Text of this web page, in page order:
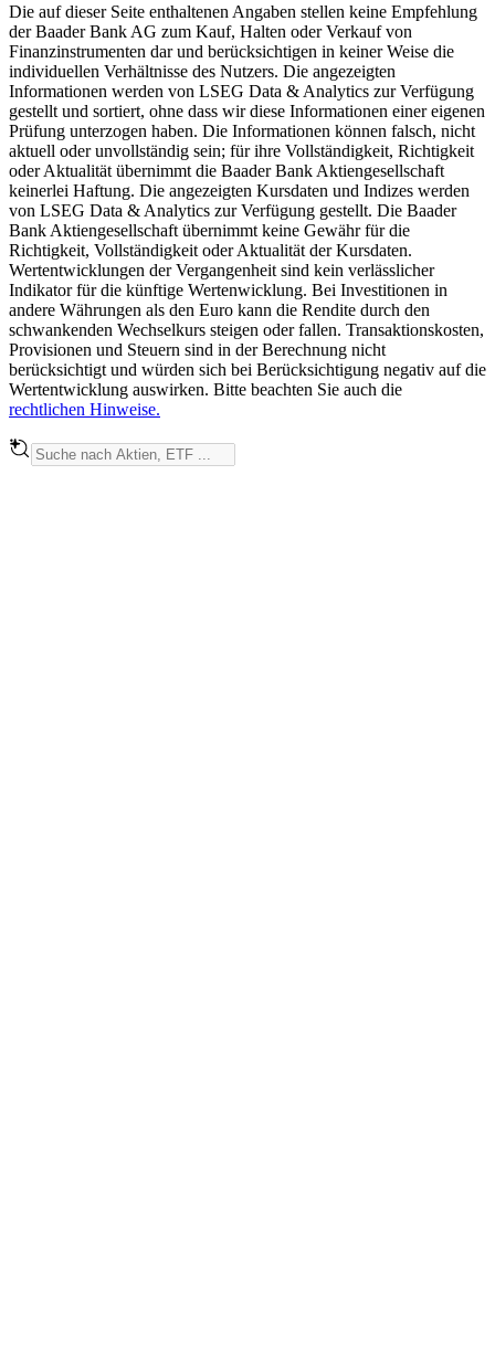
Die auf dieser Seite enthaltenen Angaben stellen keine Empfehlung
der Baader Bank AG zum Kauf, Halten oder Verkauf von
Finanzinstrumenten dar und berücksichtigen in keiner Weise die
individuellen Verhältnisse des Nutzers. Die angezeigten
Informationen werden von LSEG Data & Analytics zur Verfügung
gestellt und sortiert, ohne dass wir diese Informationen einer eigenen
Prüfung unterzogen haben. Die Informationen können falsch, nicht
aktuell oder unvollständig sein; für ihre Vollständigkeit, Richtigkeit
oder Aktualität übernimmt die Baader Bank Aktiengesellschaft
keinerlei Haftung. Die angezeigten Kursdaten und Indizes werden
von LSEG Data & Analytics zur Verfügung gestellt. Die Baader
Bank Aktiengesellschaft übernimmt keine Gewähr für die
Richtigkeit, Vollständigkeit oder Aktualität der Kursdaten.
Wertentwicklungen der Vergangenheit sind kein verlässlicher
Indikator für die künftige Wertenwicklung. Bei Investitionen in
andere Währungen als den Euro kann die Rendite durch den
schwankenden Wechselkurs steigen oder fallen. Transaktionskosten,
Provisionen und Steuern sind in der Berechnung nicht
berücksichtigt und würden sich bei Berücksichtigung negativ auf die
Wertentwicklung auswirken. Bitte beachten Sie auch die
rechtlichen Hinweise.